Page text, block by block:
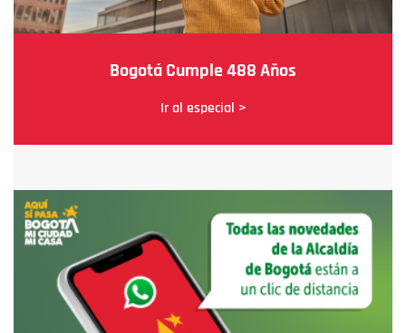
Bogotá Cumple 488 Años
Ir al especial >